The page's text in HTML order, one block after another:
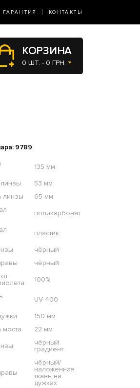
ГАРАНТИЯ КОНТАКТЫ
КОРЗИНА
0 ШТ. - 0 ГРН.
9789
135 мм
53 мм
линзы
65 мм
поликарбонат
пластик
чёрный
чёрный
100%
UV 400
150 мм
22 мм
чёрный
градиент
чёрный/
наложенная
ткань на
дужках